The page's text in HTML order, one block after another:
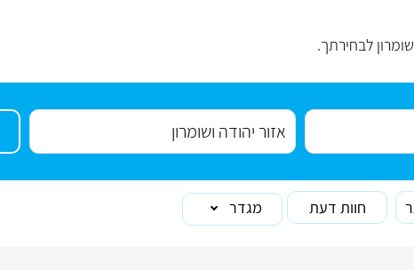
לבחירתך.
חוות דעת מגדר